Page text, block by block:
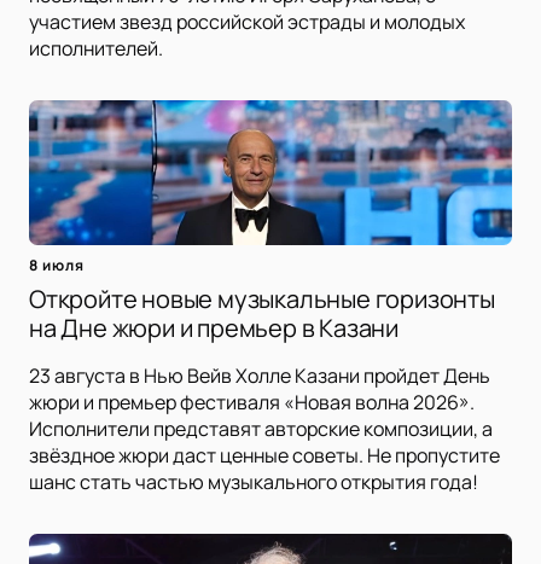
участием звезд российской эстрады и молодых
исполнителей.
8 июля
Откройте новые музыкальные горизонты
на Дне жюри и премьер в Казани
23 августа в Нью Вейв Холле Казани пройдет День
жюри и премьер фестиваля «Новая волна 2026».
Исполнители представят авторские композиции, а
звёздное жюри даст ценные советы. Не пропустите
шанс стать частью музыкального открытия года!